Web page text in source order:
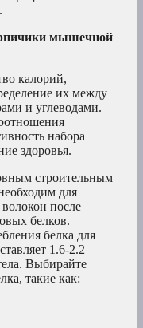
мышечной
калорий,
их между
и углеводами.
набора
здоровья.
строительным
для
после
белков.
белка для
1.6-2.2
Выбирайте
такие как: